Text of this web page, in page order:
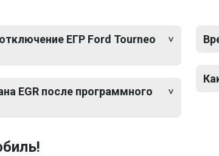
ЕГР Ford Tourneo
EGR после программного